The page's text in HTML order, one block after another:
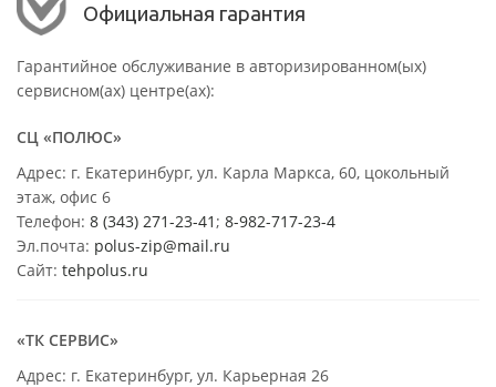
Официальная гарантия
Гарантийное обслуживание в авторизированном(ых)
сервисном(ах) центре(ах):
СЦ «ПОЛЮС»
Адрес: г. Екатеринбург, ул. Карла Маркса, 60, цокольный
этаж, офис 6
Телефон: 8 (343) 271-23-41 ; 8-982-717-23-4
Эл.почта: polus-zip@mail.ru
Сайт: tehpolus.ru
«ТК СЕРВИС»
Адрес: г. Екатеринбург, ул. Карьерная 26